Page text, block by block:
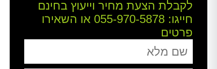
לקבלת הצעת מחיר וייעוץ בחינם
חייגו: 055-970-5878 או השאירו
פרטים